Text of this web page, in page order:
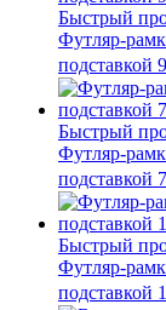
Быстрый
Футляр-
подставкой
Быстрый
Футляр-
подставкой
Быстрый
Футляр-
подставкой